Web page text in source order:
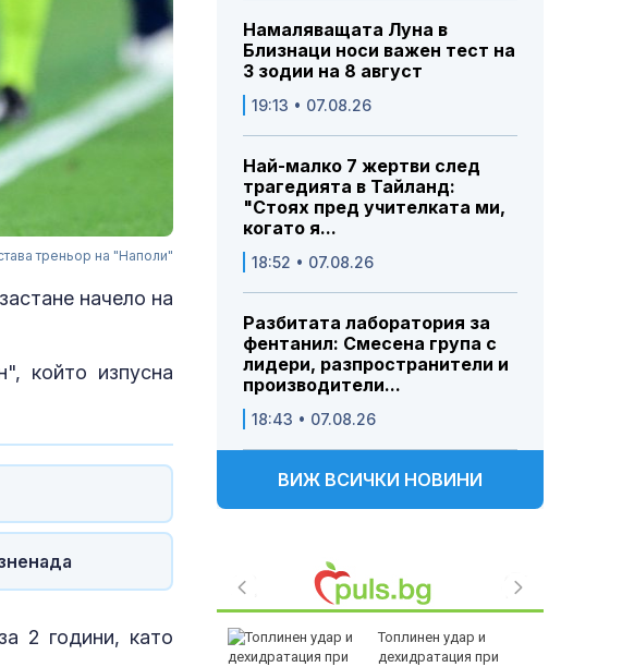
треньор на "Наполи"
начело на
който изпусна
2 години, като
Намаляващата Луна в
Близнаци носи важен тест на
3 зодии на 8 август
19:13 • 07.08.26
Най-малко 7 жертви след
трагедията в Тайланд:
"Стоях пред учителката ми,
когато я...
18:52 • 07.08.26
Разбитата лаборатория за
фентанил: Смесена група с
лидери, разпространители и
производители...
18:43 • 07.08.26
ВИЖ ВСИЧКИ НОВИНИ
МВнР: Настояваме Ива
Топлинен удар и
дехидратация при